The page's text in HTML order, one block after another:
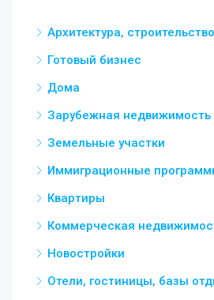
Архитектура,
Готовый бизнес
Дома
Зарубежная недвижимость
Земельные участки
Иммиграционные
Квартиры
Коммерческая
Новостройки
Отели, гостиницы, базы